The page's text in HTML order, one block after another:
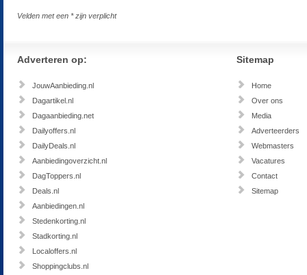
Velden met een * zijn verplicht
Adverteren op:
JouwAanbieding.nl
Dagartikel.nl
Dagaanbieding.net
Dailyoffers.nl
DailyDeals.nl
Aanbiedingoverzicht.nl
DagToppers.nl
Deals.nl
Aanbiedingen.nl
Stedenkorting.nl
Stadkorting.nl
Localoffers.nl
Shoppingclubs.nl
Sitemap
Home
Over ons
Media
Adverteerders
Webmasters
Vacatures
Contact
Sitemap